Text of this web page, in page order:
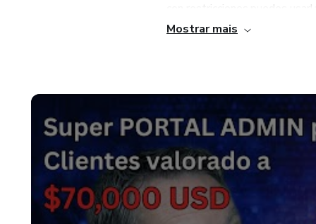
con restricciones,puedes
Mostrar mais